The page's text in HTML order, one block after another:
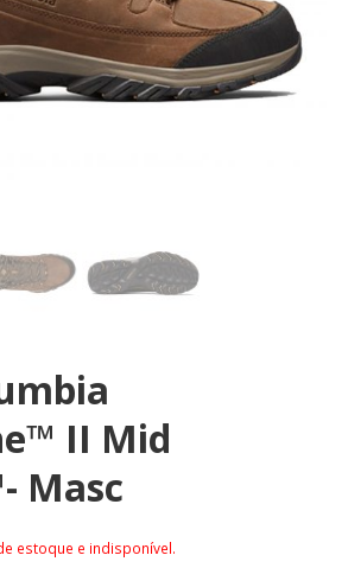
II Mid
Masc
estoque e indisponível.